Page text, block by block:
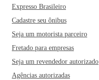
Expresso Brasileiro
Cadastre seu ônibus
Seja um motorista parceiro
Fretado para empresas
Seja um revendedor autorizado
Agências autorizadas